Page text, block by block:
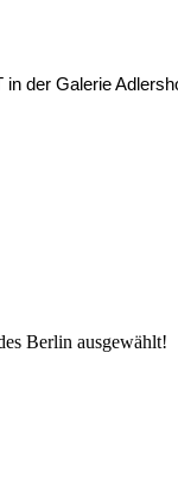
der Galerie
Berlin ausgewählt!